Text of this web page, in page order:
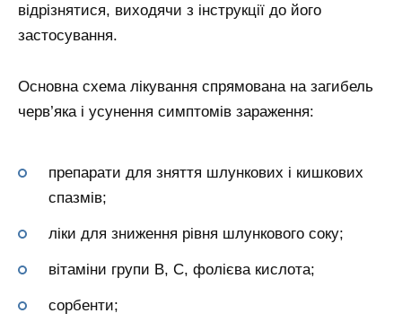
відрізнятися, виходячи з інструкції до його
застосування.
Основна схема лікування спрямована на загибель
черв’яка і усунення симптомів зараження:
препарати для зняття шлункових і кишкових
спазмів;
ліки для зниження рівня шлункового соку;
вітаміни групи В, С, фолієва кислота;
сорбенти;